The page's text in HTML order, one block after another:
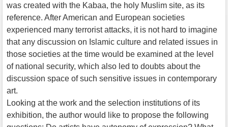
was created with the Kabaa, the holy Muslim site, as its
reference. After American and European societies
experienced many terrorist attacks, it is not hard to imagine
that any discussion on Islamic culture and related issues in
those societies at the time would be examined at the level
of national security, which also led to doubts about the
discussion space of such sensitive issues in contemporary
art.
Looking at the work and the selection institutions of its
exhibition, the author would like to propose the following